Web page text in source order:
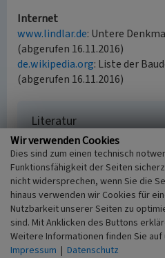
Internet
www.lindlar.de: Untere
(abgerufen 16.11.2016)
de.wikipedia.org: Liste der
(abgerufen 16.11.2016)
Literatur
Groten, Manfred; Johanek,
Wilfried; Wensky, Margret /
Rheinland;
(Hrsg.) (2006) Handbuch
Nordrhein-Westfalen. (3.
Auflage). (HbHistSt NRW,
Band 273.) S. 671-672,
Wir verwenden Cookies
Dies sind zum einen technisch
Funktionsfähigkeit der Seiten
nicht widersprechen, wenn Sie die
hinaus verwenden wir Cookies für
Nutzbarkeit unserer Seiten zu
sind. Mit Anklicken des Buttons
Weitere Informationen finden Sie
Impressum | Datenschutz